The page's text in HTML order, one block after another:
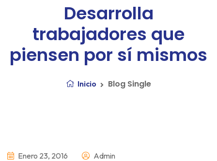
Desarrolla
trabajadores que
piensen por sí mismos
Inicio Blog Single
Enero 23, 2016 Admin